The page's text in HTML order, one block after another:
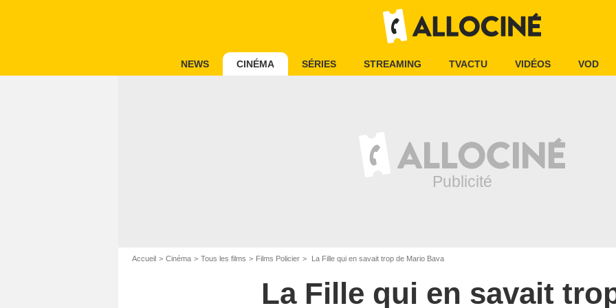
NEWS CINÉMA SÉRIES STREAMING TVACTU VIDÉOS VOD
Accueil Cinéma Tous les films Films Policier La Fille qui en savait trop de Mario Bava
La Fille qui en savait